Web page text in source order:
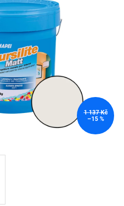
1 137 Kč
–15 %